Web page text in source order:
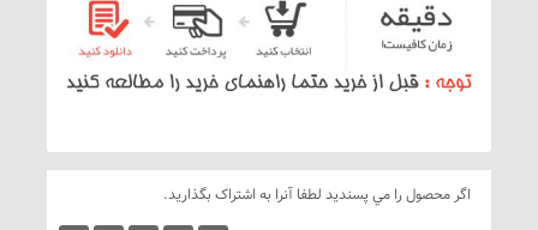
اگر محصول را مي پسنديد لطفا آنرا به اشتراک بگذاريد.